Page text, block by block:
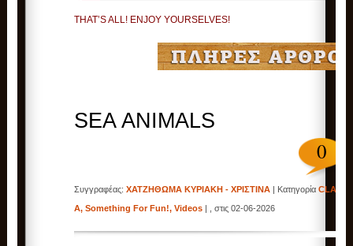
THAT’S ALL! ENJOY YOURSELVES!
SEA ANIMALS
0
Συγγραφέας:ΧΑΤΖΗΘΩΜΑ ΚΥΡΙΑΚΗ - ΧΡΙΣΤΙΝΑ | ΚατηγορίαCLASS
A,Something For Fun!,Videos | , στις 02-06-2026